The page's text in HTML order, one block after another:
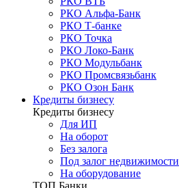
РКО Альфа-Банк
РКО Т-банке
РКО Точка
РКО Локо-Банк
РКО Модульбанк
РКО Промсвязьбанк
РКО Озон Банк
Кредиты бизнесу
Кредиты бизнесу
Для ИП
На оборот
Без залога
Под залог недвижимости
На оборудование
ТОП Банки